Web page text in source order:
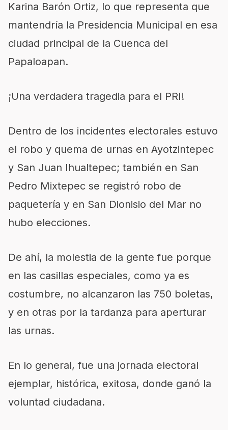
Karina Barón Ortiz, lo que representa que
mantendría la Presidencia Municipal en esa
ciudad principal de la Cuenca del
Papaloapan.
¡Una verdadera tragedia para el PRI!
Dentro de los incidentes electorales estuvo
el robo y quema de urnas en Ayotzintepec
y San Juan Ihualtepec; también en San
Pedro Mixtepec se registró robo de
paquetería y en San Dionisio del Mar no
hubo elecciones.
De ahí, la molestia de la gente fue porque
en las casillas especiales, como ya es
costumbre, no alcanzaron las 750 boletas,
y en otras por la tardanza para aperturar
las urnas.
En lo general, fue una jornada electoral
ejemplar, histórica, exitosa, donde ganó la
voluntad ciudadana.